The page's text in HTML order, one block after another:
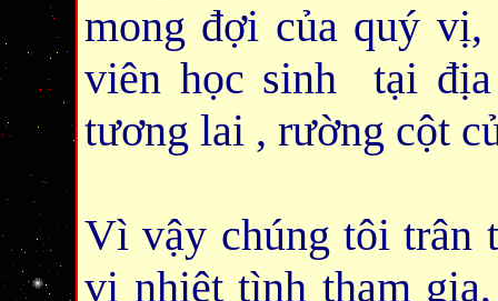
mong đợi của quý
viên học sinh tại địa
tương lai , rường cột
Vì vậy chúng tôi trân
vị nhiệt tình tham